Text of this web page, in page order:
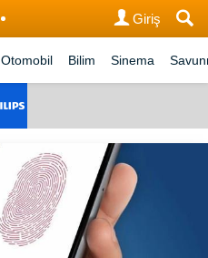
Giriş
Otomobil Bilim Sinema